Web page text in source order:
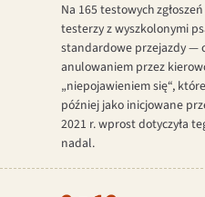
Na 165 testowych
testerzy z wyszkolonymi
standardowe przejazdy —
anulowaniem przez
„niepojawieniem się“,
później jako inicjowane
2021 r. wprost dotyczyła
nadal.